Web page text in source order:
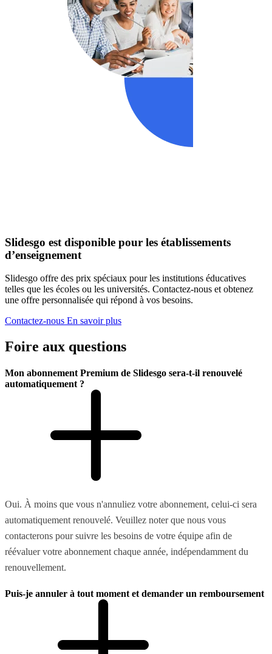
Slidesgo est disponible pour les établissements
d’enseignement
Slidesgo offre des prix spéciaux pour les institutions éducatives
telles que les écoles ou les universités. Contactez-nous et obtenez
une offre personnalisée qui répond à vos besoins.
Contactez-nous En savoir plus
Foire aux questions
Mon abonnement Premium de Slidesgo sera-t-il renouvelé
automatiquement ?
Oui. À moins que vous n'annuliez votre abonnement, celui-ci sera
automatiquement renouvelé. Veuillez noter que nous vous
contacterons pour suivre les besoins de votre équipe afin de
réévaluer votre abonnement chaque année, indépendamment du
renouvellement.
Puis-je annuler à tout moment et demander un remboursement